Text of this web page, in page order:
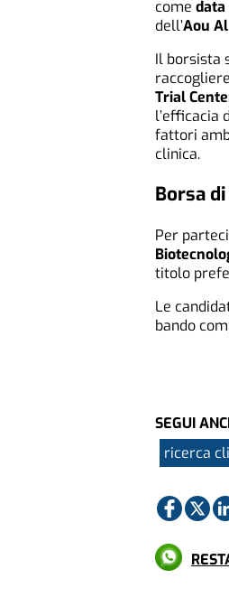
come
dell’Aou Al
Il borsista
Trial
l’efficacia
fattori
clinica.
Borsa
Per
titolo
Le
bando
SEGUI
ricerca